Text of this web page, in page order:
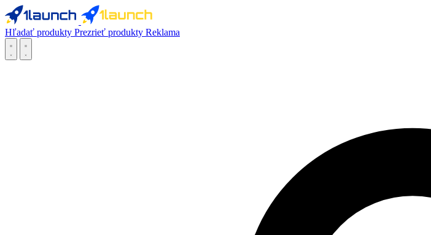
Hľadať produkty Prezrieť produkty Reklama